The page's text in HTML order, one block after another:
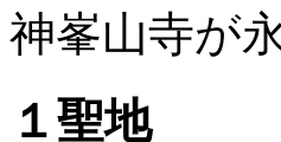
神峯山寺が
１聖地